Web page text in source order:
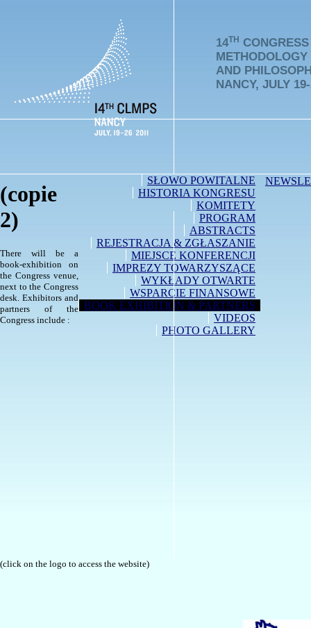
14TH
METHODOLOGY
AND
NANCY, JULY
SŁOWO POWITALNE
HISTORIA KONGRESU
KOMITETY
PROGRAM
ABSTRACTS
REJESTRACJA & ZGŁASZANIE
MIEJSCE KONFERENCJI
IMPREZY TOWARZYSZĄCE
WYKŁADY OTWARTE
WSPARCIE FINANSOWE
BOOK EXHIBITION & PARTNERS
VIDEOS
PHOTO GALLERY
(copie
2)
There will be a
book-exhibition on
the Congress venue,
next to the Congress
desk. Exhibitors and
partners of the
Congress include :
(click on the logo to access the website)